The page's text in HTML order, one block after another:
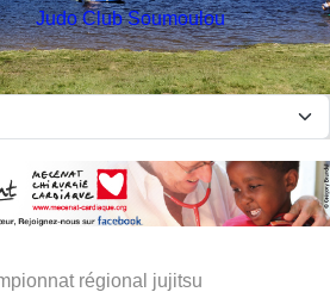
Judo Club Soumoulou
régional jujitsu
cookies